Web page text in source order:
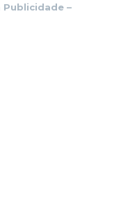
Publicidade –